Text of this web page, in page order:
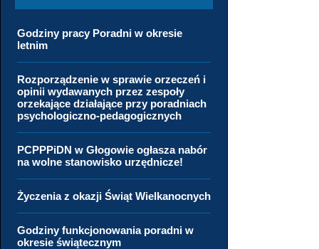
Godziny pracy Poradni w okresie
letnim
Rozporządzenie w sprawie orzeczeń i
opinii wydawanych przez zespoły
orzekające działające przy poradniach
psychologiczno-pedagogicznych
PCPPPiDN w Głogowie ogłasza nabór
na wolne stanowisko urzędnicze!
Życzenia z okazji Świąt Wielkanocnych
Godziny funkcjonowania poradni w
okresie świątecznym